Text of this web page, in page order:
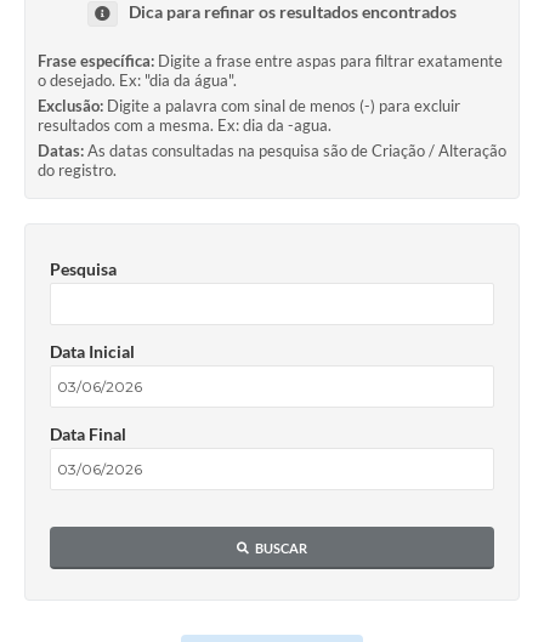
Dica para refinar os resultados encontrados
Frase específica: Digite a frase entre aspas para filtrar exatamente
o desejado. Ex: "dia da água".
Exclusão: Digite a palavra com sinal de menos (-) para excluir
resultados com a mesma. Ex: dia da -agua.
Datas:As datas consultadas na pesquisa são de Criação / Alteração
do registro.
Pesquisa
Data Inicial
Data Final
BUSCAR